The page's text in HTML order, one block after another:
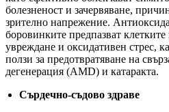
болезненост и зачервяване,
зрително напрежение.
боровинките предпазват
увреждане и оксидативен стрес,
ползи за предотвратяване на
дегенерация (AMD) и катаракта.
Сърдечно-съдово здраве